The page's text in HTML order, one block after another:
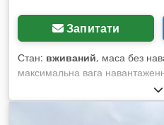
Запитати
Стан: вживаний, маса без
максимальна вага
, конфігурація осей:3
11/2012, наступна перевірка